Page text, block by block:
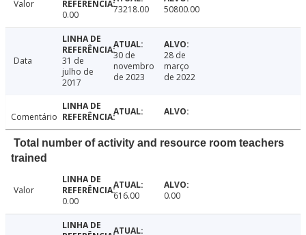
Valor
0.00
73218.00 50800.00
Data
31 de
julho de
2017
30 de
novembro
de 2023
28 de
março
de 2022
Comentário
Total number of activity and resource room teachers
trained
Valor
0.00
616.00 0.00